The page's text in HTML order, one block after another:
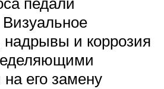
и коррозия
его замену